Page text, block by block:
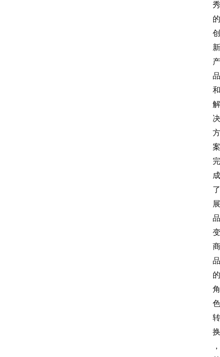
秀
的
创
新
产
品
和
解
决
方
案
完
成
了
展
品
变
商
品
的
角
色
转
换
，